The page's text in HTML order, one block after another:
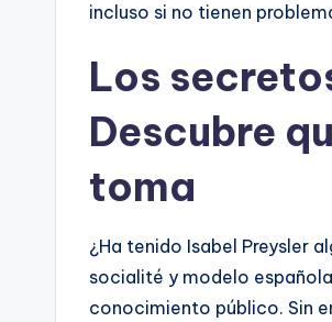
incluso si no tienen
Los
Descubre
toma
¿Ha tenido Isabel Preysler
socialité y modelo
conocimiento público. Sin